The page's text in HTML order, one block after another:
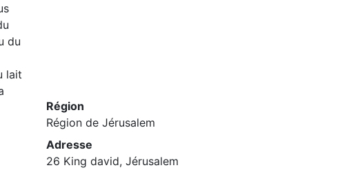
du
lait
Région
Région de Jérusalem
Adresse
26 King david, Jérusalem